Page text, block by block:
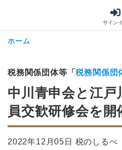
サイン
ホーム
税務関係団体等「税務関係団
中川青申会と江戸
員交歓研修会を開
2022年12月05日 税のしるべ